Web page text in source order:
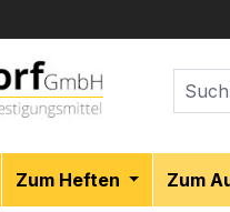
Zum Heften Zum